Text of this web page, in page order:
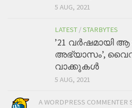
5 AUG, 2021
LATEST /STARBYTES
’21 വര്‍ഷമായി
അഭ്യാസം’,
വാക്കുകള്‍
5 AUG, 2021
A WORDPRESS COMMENTER